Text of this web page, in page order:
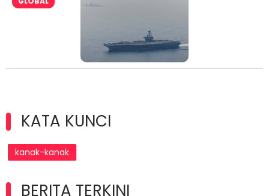
KATA KUNCI
kanak-kanak
BERITA TERKINI